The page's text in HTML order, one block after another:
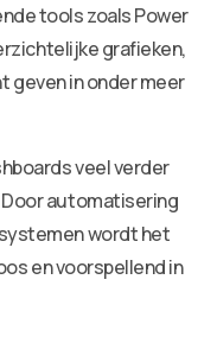
tools zoals Power
grafieken,
geven in onder meer
veel verder
automatisering
wordt het
en voorspellend in